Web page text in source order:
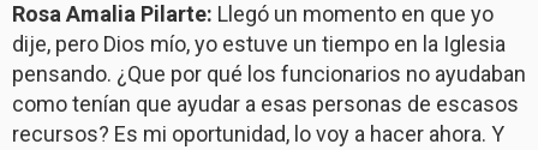
Rosa Amalia Pilarte: Llegó un momento en que yo
dije, pero Dios mío, yo estuve un tiempo en la Iglesia
pensando. ¿Que por qué los funcionarios no ayudaban
como tenían que ayudar a esas personas de escasos
recursos? Es mi oportunidad, lo voy a hacer ahora. Y